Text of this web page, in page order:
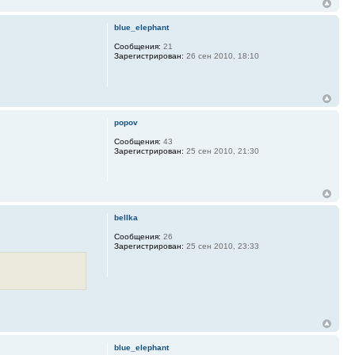
blue_elephant
Сообщения: 21
Зарегистрирован: 26 сен 2010, 18:10
popov
Сообщения: 43
Зарегистрирован: 25 сен 2010, 21:30
bellka
Сообщения: 26
Зарегистрирован: 25 сен 2010, 23:33
blue_elephant